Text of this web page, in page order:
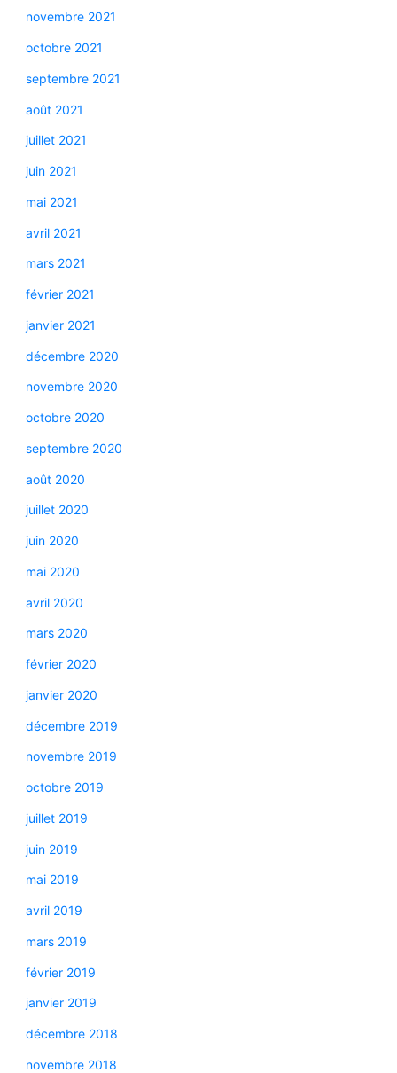
novembre 2021
octobre 2021
septembre 2021
août 2021
juillet 2021
juin 2021
mai 2021
avril 2021
mars 2021
février 2021
janvier 2021
décembre 2020
novembre 2020
octobre 2020
septembre 2020
août 2020
juillet 2020
juin 2020
mai 2020
avril 2020
mars 2020
février 2020
janvier 2020
décembre 2019
novembre 2019
octobre 2019
juillet 2019
juin 2019
mai 2019
avril 2019
mars 2019
février 2019
janvier 2019
décembre 2018
novembre 2018